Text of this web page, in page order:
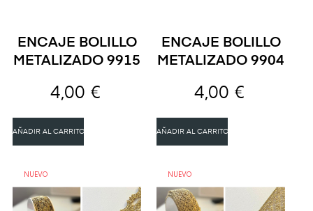
ENCAJE BOLILLO
METALIZADO 9915
4,00 €
AÑADIR AL CARRITO
ENCAJE BOLILLO
METALIZADO 9904
4,00 €
AÑADIR AL CARRITO
NUEVO NUEVO